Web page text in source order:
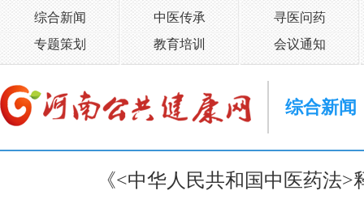
综合新闻 中医传承
寻医问药
专题策划
教育培训 会议通知
综合新闻
《<中华人民共和国中医药法